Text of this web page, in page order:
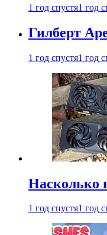
1 год спустя1 год
Гилберт
1 год спустя1 год
Насколько
1 год спустя1 год